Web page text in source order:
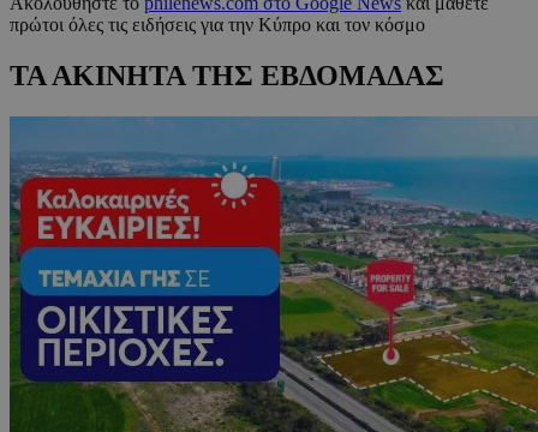
πρώτοι όλες τις ειδήσεις για την Κύπρο και τον κόσμο
ΤΑ ΑΚΙΝΗΤΑ ΤΗΣ ΕΒΔΟΜΑΔΑΣ